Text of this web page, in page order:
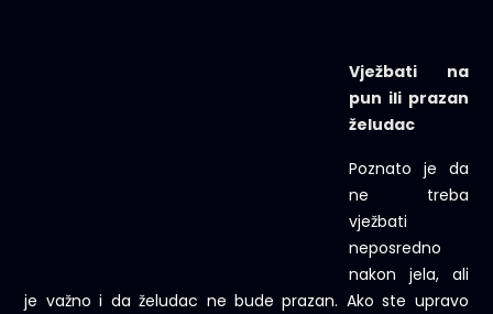
Vježbati na
pun ili prazan
želudac
Poznato je da
ne treba
vježbati
neposredno
nakon jela, ali
je važno i da želudac ne bude prazan. Ako ste upravo